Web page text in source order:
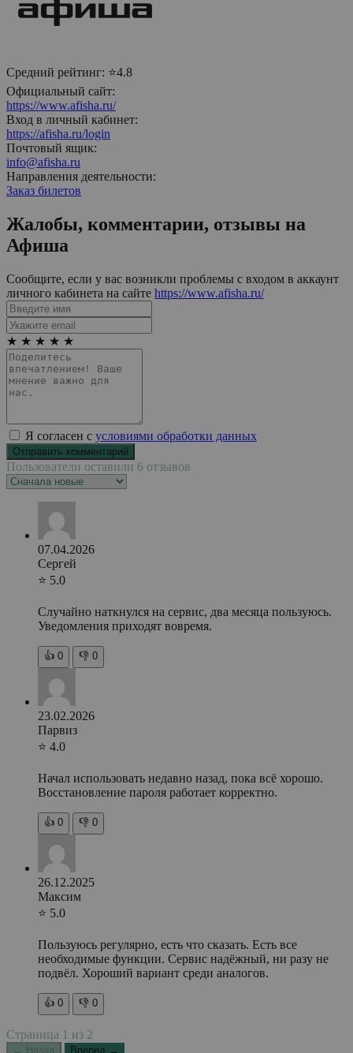
Средний рейтинг: ⭐4.8
Официальный сайт:
https://www.afisha.ru/
Вход в личный кабинет:
https://afisha.ru/login
Почтовый ящик:
info@afisha.ru
Направления деятельности:
Заказ билетов
Жалобы, комментарии, отзывы на
Афиша
Сообщите, если у вас возникли проблемы с входом в аккаунт
личного кабинета на сайте https://www.afisha.ru/
★ ★ ★ ★ ★
Я согласен с условиями обработки данных
Пользователи оставили 6 отзывов
07.04.2026
Сергей
⭐ 5.0
Случайно наткнулся на сервис, два месяца пользуюсь.
Уведомления приходят вовремя.
👍 0 👎 0
23.02.2026
Парвиз
⭐ 4.0
Начал использовать недавно назад, пока всё хорошо.
Восстановление пароля работает корректно.
👍 0 👎 0
26.12.2025
Максим
⭐ 5.0
Пользуюсь регулярно, есть что сказать. Есть все
необходимые функции. Сервис надёжный, ни разу не
подвёл. Хороший вариант среди аналогов.
👍 0 👎 0
Страница 1 из 2
← Назад Вперед →